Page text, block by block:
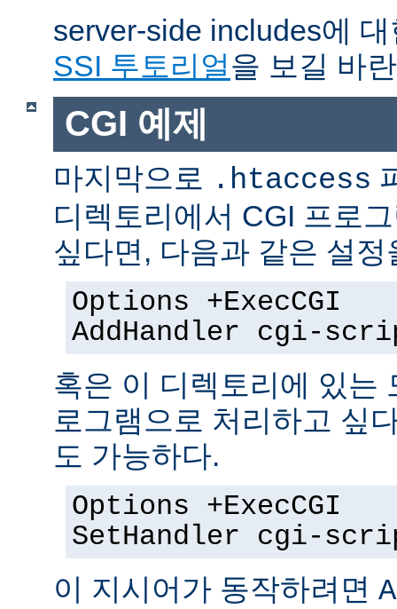
server-side includes에
SSI 투토리얼을 보길 바
CGI 예제
마지막으로 .htaccess
디렉토리에서 CGI 프로
싶다면, 다음과 같은 설정
Options +ExecCGI
AddHandler cgi-
혹은 이 디렉토리에 있는
로그램으로 처리하고 싶
도 가능하다.
Options +ExecCGI
SetHandler cgi-
이 지시어가 동작하려면